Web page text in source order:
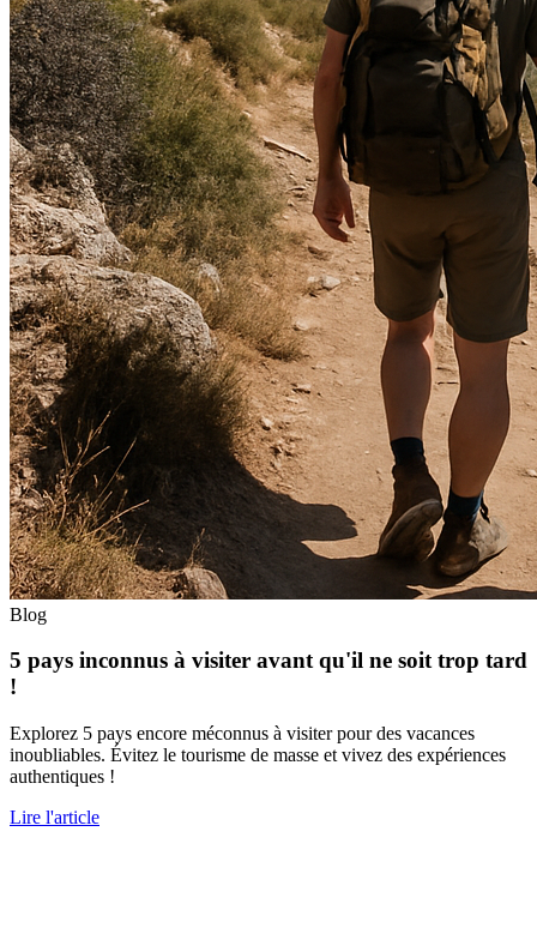
Blog
5 pays inconnus à visiter avant qu'il ne soit trop tard
!
Explorez 5 pays encore méconnus à visiter pour des vacances
inoubliables. Évitez le tourisme de masse et vivez des expériences
authentiques !
Lire l'article